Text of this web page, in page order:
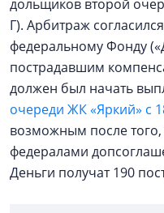
дольщиков второй
Г). Арбитраж
федеральному Фонду
пострадавшим
должен был начать
очереди ЖК «Яркий» с
возможным после того,
федералами
Деньги получат 190